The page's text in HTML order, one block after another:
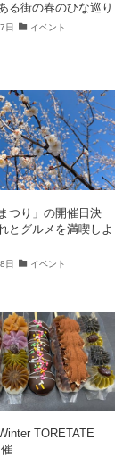
る街の春のひな巡り
日 イベント
つり」の開催日決
とグルメを満喫しよ
日 イベント
TORETATE